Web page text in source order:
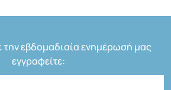
την εβδομαδιαία ενημέρωσή μας
εγγραφείτε: